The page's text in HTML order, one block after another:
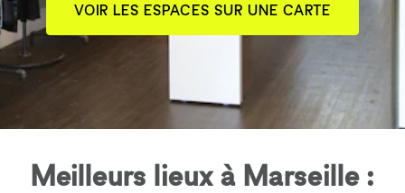
VOIR LES ESPACES SUR UNE CARTE
Meilleurs lieux à Marseille :